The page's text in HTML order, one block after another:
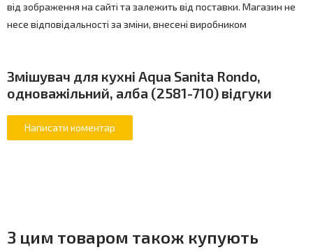
від зображення на сайті та залежить від поставки. Магазин не
несе відповідальності за зміни, внесені виробником
Змішувач для кухні Aqua Sanita Rondo,
одноважільний, алба (2581-710) відгуки
З цим товаром також купують